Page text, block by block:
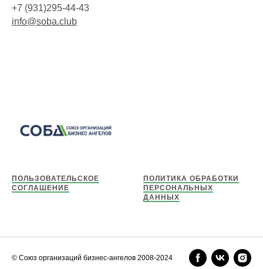
+7 (931)295-44-43
info@soba.club
ПОЛЬЗОВАТЕЛЬСКОЕ
СОГЛАШЕНИЕ
ПОЛИТИКА ОБРАБОТКИ
ПЕРСОНАЛЬНЫХ
ДАННЫХ
© Cоюз организаций бизнес-ангелов 2008-2024